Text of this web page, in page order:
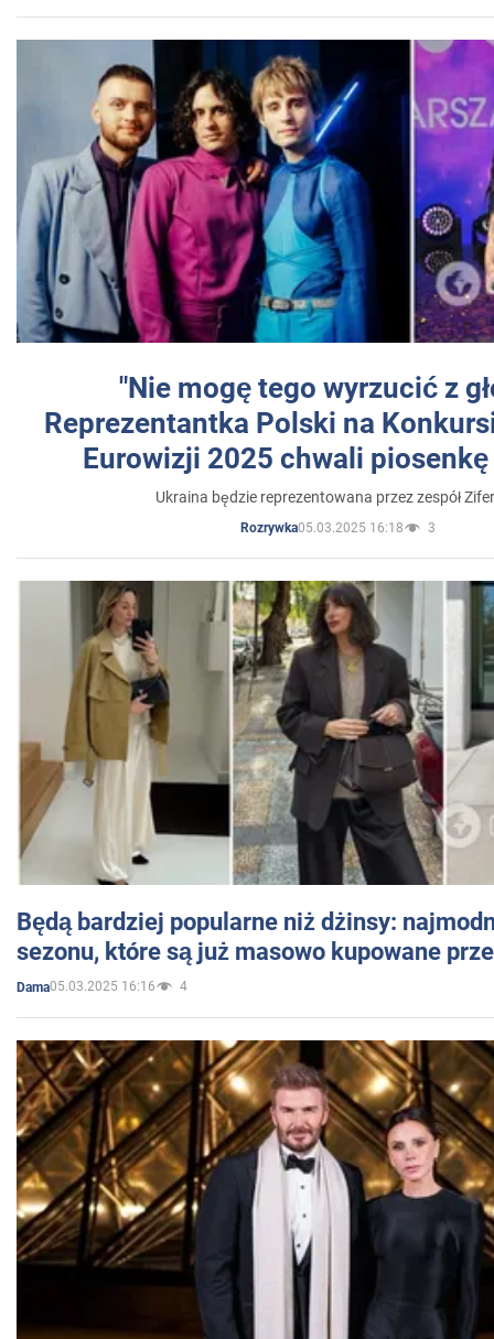
"Nie mogę tego wyrzucić z
Reprezentantka Polski na
Eurowizji 2025 chwali
Ukraina będzie reprezentowana przez zespół
Rozrywka05.03.2025 16:18 3
Będą bardziej popularne niż dżinsy:
sezonu, które są już masowo kupowane
Dama05.03.2025 16:16 4